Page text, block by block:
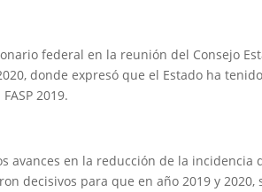
federal en la reunión del Consejo
donde expresó que el Estado ha
2019.
avances en la reducción de la incidencia
decisivos para que en año 2019 y 2020,